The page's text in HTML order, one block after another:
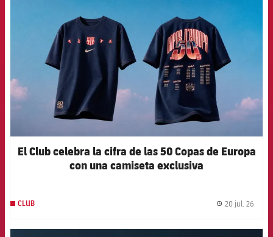
El Club celebra la cifra de las 50 Copas de Europa
con una camiseta exclusiva
CLUB 20 jul. 26